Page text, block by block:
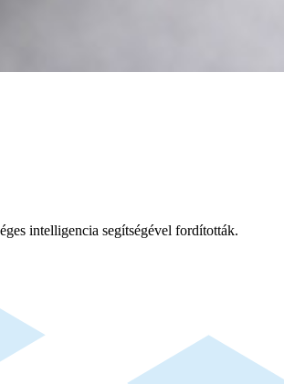
intelligencia segítségével fordították.